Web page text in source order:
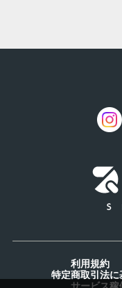
利用規約
特定商取引法に
サービス稼